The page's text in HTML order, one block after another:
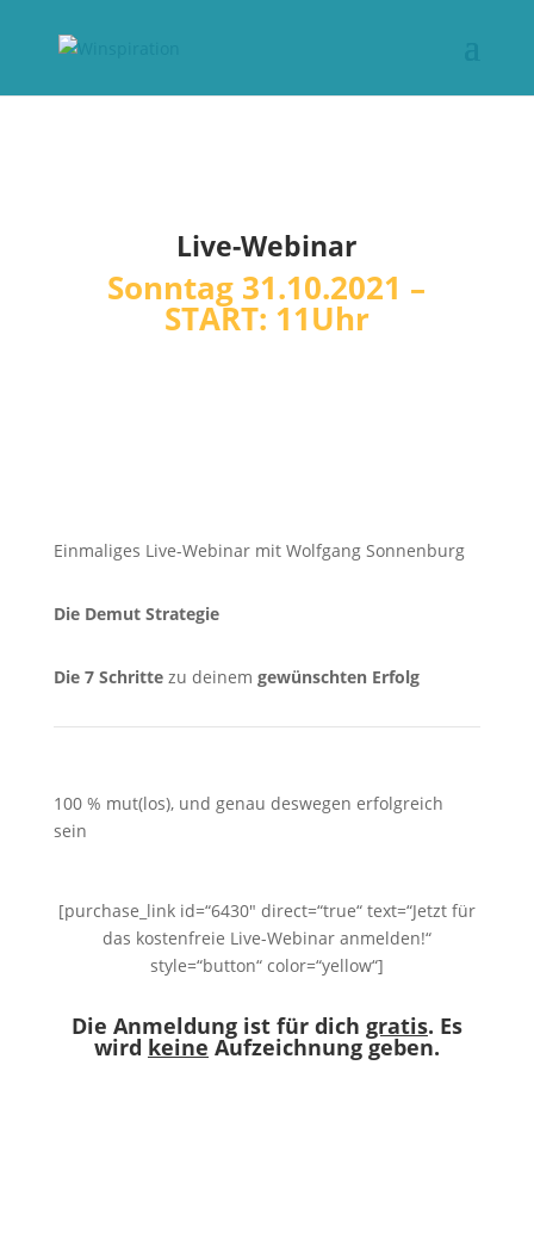
Live-Webinar
Sonntag 31.10.2021 –
START: 11Uhr
Einmaliges Live-Webinar mit Wolfgang Sonnenburg
Die Demut Strategie
Die 7 Schrittezu deinem gewünschten Erfolg
100 % mut(los), und genau deswegen erfolgreich
sein
[purchase_link id=“6430″ direct=“true“ text=“Jetzt für
das kostenfreie Live-Webinar anmelden!“
style=“button“ color=“yellow“]
Die Anmeldung ist für dich gratis. Es
wird keine Aufzeichnung geben.